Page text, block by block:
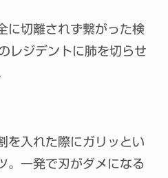
に切離されず繋がった検
レジデントに肺を切らせ
を入れた際にガリッとい
。一発で刃がダメになる